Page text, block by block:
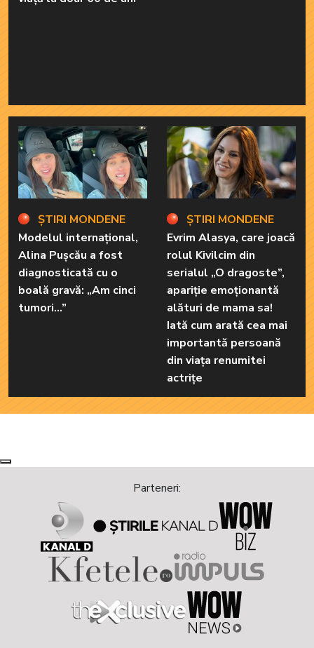
ȘTIRI MONDENE
Modelul internațional,
Alina Pușcău a fost
diagnosticată cu o
boală gravă: „Am cinci
tumori...”
ȘTIRI MONDENE
Evrim Alasya, care joacă
rolul Kivilcim din
serialul „O dragoste”,
apariție emoționantă
alături de mama sa!
Iată cum arată cea mai
importantă persoană
din viața renumitei
actrițe
Next
Previous
Parteneri: